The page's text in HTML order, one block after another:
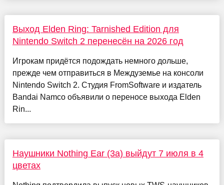
Выход Elden Ring: Tarnished Edition для
Nintendo Switch 2 перенесён на 2026 год
Игрокам придётся подождать немного дольше,
прежде чем отправиться в Междуземье на консоли
Nintendo Switch 2. Студия FromSoftware и издатель
Bandai Namco объявили о переносе выхода Elden
Rin...
Наушники Nothing Ear (3a) выйдут 7 июля в 4
цветах